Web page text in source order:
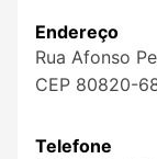
Endereço
Rua Afonso
CEP 80820-
Telefone